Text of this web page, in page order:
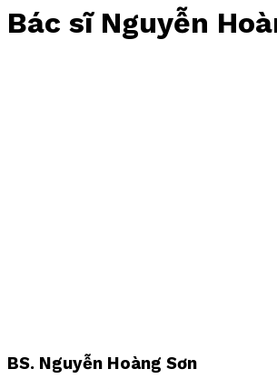
Bác sĩ Nguyễn
BS. Nguyễn Hoàng Sơn